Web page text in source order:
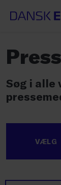
Søg i alle
VÆLG